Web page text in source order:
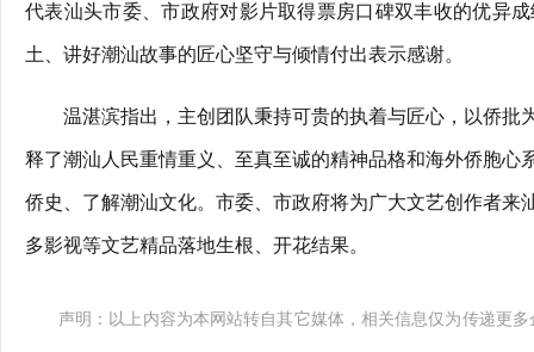
代表汕头市委、市政府对影片取得票房口碑双丰收的优异
土、讲好潮汕故事的匠心坚守与倾情付出表示感谢。
温湛滨指出，主创团队秉持可贵的执着与匠心，以侨
释了潮汕人民重情重义、至真至诚的精神品格和海外侨胞
侨史、了解潮汕文化。市委、市政府将为广大文艺创作者
多影视等文艺精品落地生根、开花结果。
声明：以上内容为本网站转自其它媒体，相关信息仅为传递更